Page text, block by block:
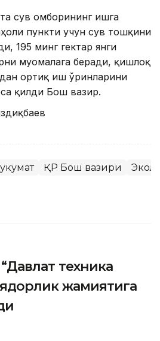
сув омборининг ишга
пункти учун сув тошқини
195 минг гектар янги
муомалага беради, қишлоқ
ортиқ иш ўринларини
қилди Бош вазир.
Ҳукумат ҚР Бош вазири
техника
жамиятига